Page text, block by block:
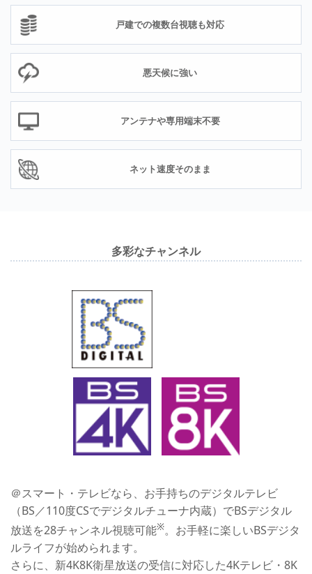
戸建での複数台視聴も対応
悪天候に強い
アンテナや専用端末不要
ネット速度そのまま
多彩なチャンネル
＠スマート・テレビなら、お手持ちのデジタルテレビ
（BS／110度CSでデジタルチューナ内蔵）でBSデジタル
放送を28チャンネル視聴可能※。お手軽に楽しいBSデジタ
ルライフが始められます。
さらに、新4K8K衛星放送の受信に対応した4Kテレビ・8K